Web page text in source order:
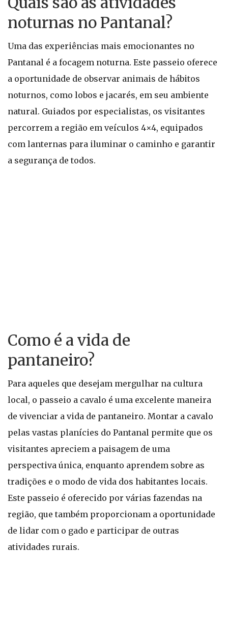
noturnas no Pantanal?
Uma das experiências mais emocionantes no
Pantanal é a focagem noturna. Este passeio oferece
a oportunidade de observar animais de hábitos
noturnos, como lobos e jacarés, em seu ambiente
natural. Guiados por especialistas, os visitantes
percorrem a região em veículos 4×4, equipados
com lanternas para iluminar o caminho e garantir
a segurança de todos.
Como é a vida de
pantaneiro?
Para aqueles que desejam mergulhar na cultura
local, o passeio a cavalo é uma excelente maneira
de vivenciar a vida de pantaneiro. Montar a cavalo
pelas vastas planícies do Pantanal permite que os
visitantes apreciem a paisagem de uma
perspectiva única, enquanto aprendem sobre as
tradições e o modo de vida dos habitantes locais.
Este passeio é oferecido por várias fazendas na
região, que também proporcionam a oportunidade
de lidar com o gado e participar de outras
atividades rurais.